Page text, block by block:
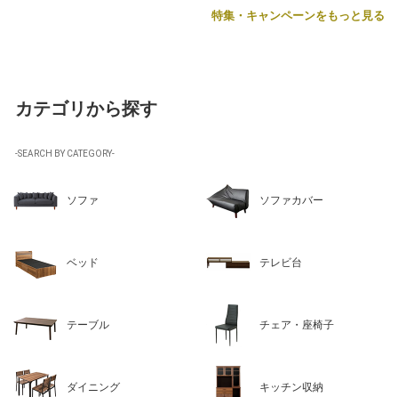
特集・キャンペーンをもっと見る
カテゴリから探す
-SEARCH BY CATEGORY-
ソファ ソファカバー
ベッド テレビ台
テーブル チェア・座椅子
ダイニング キッチン収納